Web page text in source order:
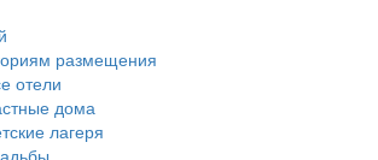
размещения
отели
дома
лагеря